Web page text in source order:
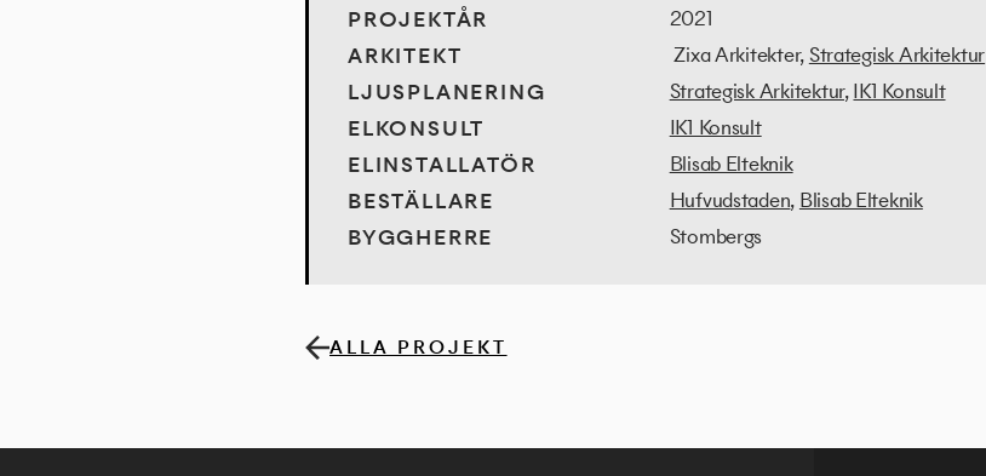
PROJEKTÅR
2021
ARKITEKT
Zixa Arkitekter, Strategisk Arkitektur
LJUSPLANERING
Strategisk Arkitektur,IK1 Konsult
ELKONSULT
IK1 Konsult
ELINSTALLATÖR
Blisab Elteknik
BESTÄLLARE
Hufvudstaden, Blisab Elteknik
BYGGHERRE
Stombergs
ALLA PROJEKT